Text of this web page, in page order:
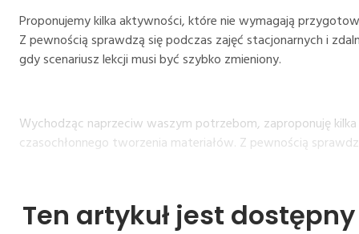
Proponujemy kilka aktywności, które nie wymagają
Z pewnością sprawdzą się podczas zajęć stacjonarnych i
gdy scenariusz lekcji musi być szybko zmieniony.
Wychodząc naprzeciw waszym potrzebom, zaproponuję
czasochłonnego tworzenia materiałów. Z pewnością
Ten artykuł jest